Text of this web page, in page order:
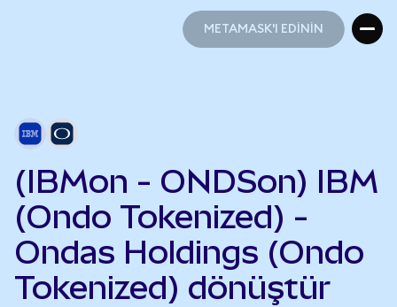
METAMASK'I EDİNİN
(IBMon - ONDSon) IBM
(Ondo Tokenized) -
Ondas Holdings (Ondo
Tokenized) dönüştür